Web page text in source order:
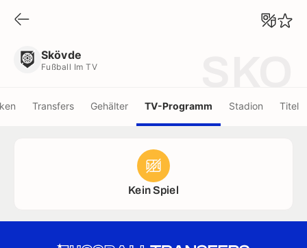
Skövde
Fußball Im TV
Transfers Gehälter TV-Programm Stadion Titel
Kein Spiel